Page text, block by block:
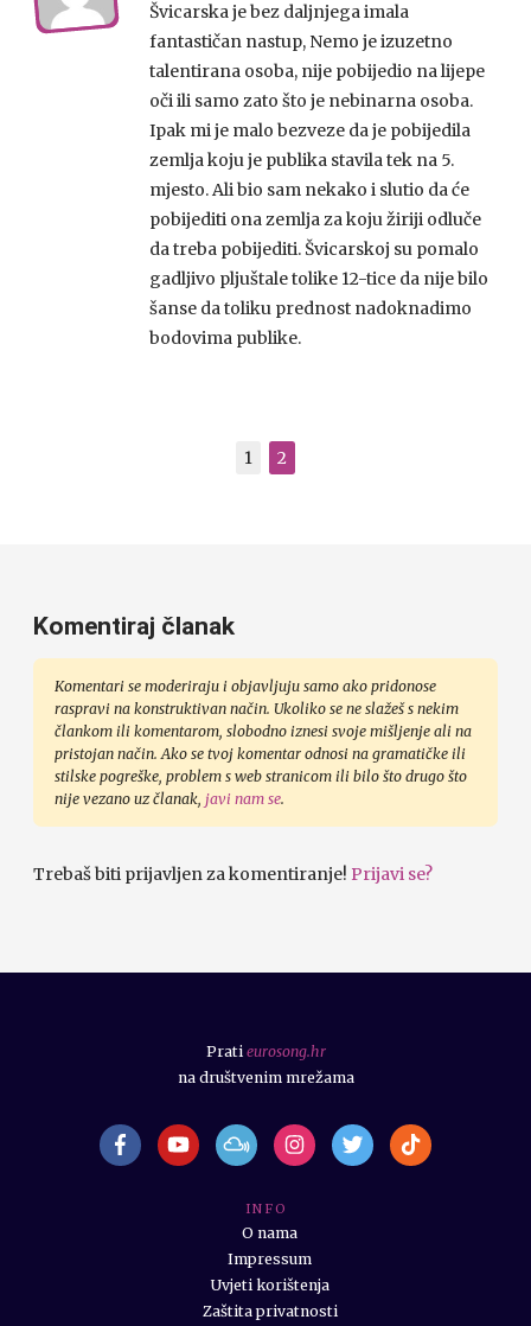
Švicarska je bez daljnjega imala
fantastičan nastup, Nemo je izuzetno
talentirana osoba, nije pobijedio na lijepe
oči ili samo zato što je nebinarna osoba.
Ipak mi je malo bezveze da je pobijedila
zemlja koju je publika stavila tek na 5.
mjesto. Ali bio sam nekako i slutio da će
pobijediti ona zemlja za koju žiriji odluče
da treba pobijediti. Švicarskoj su pomalo
gadljivo pljuštale tolike 12-tice da nije bilo
šanse da toliku prednost nadoknadimo
bodovima publike.
1 2
Komentiraj članak
Komentari se moderiraju i objavljuju samo ako pridonose
raspravi na konstruktivan način. Ukoliko se ne slažeš s nekim
člankom ili komentarom, slobodno iznesi svoje mišljenje ali na
pristojan način. Ako se tvoj komentar odnosi na gramatičke ili
stilske pogreške, problem s web stranicom ili bilo što drugo što
nije vezano uz članak, javi nam se.
Trebaš biti prijavljen za komentiranje! Prijavi se?
I N F O
O nama
Impressum
Uvjeti korištenja
Zaštita privatnosti
Prati eurosong.hr
na društvenim mrežama